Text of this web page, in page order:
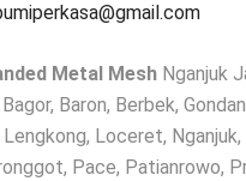
Metal Mesh Nganjuk
Baron, Berbek,
Loceret,
Pace, Patianrowo,